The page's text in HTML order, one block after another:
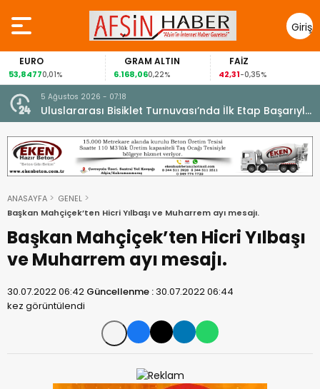
Giriş
Yap
EURO
0,01%
GRAM ALTIN
6.168,060,22%
FAİZ
42,31-0,35%
5 Ağustos 2026 - 07:18
Uluslararası Bisiklet Turnuvası’nda İlk Etap Başarıyla
Tamamlandı.
ANASAYFA
GENEL
Başkan Mahçiçek’ten Hicri Yılbaşı ve Muharrem ayı mesajı.
Başkan Mahçiçek’ten Hicri Yılbaşı
ve Muharrem ayı mesajı.
30.07.2022 06:42 Güncellenme :30.07.2022 06:44
kez görüntülendi